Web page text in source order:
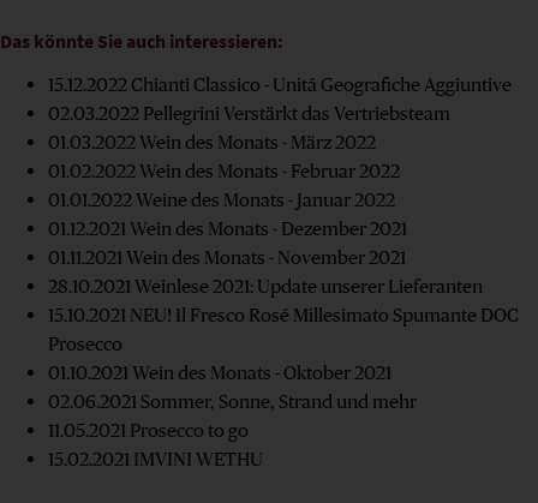
Das könnte Sie auch interessieren:
15.12.2022 Chianti Classico - Unitá Geografiche Aggiuntive
02.03.2022 Pellegrini Verstärkt das Vertriebsteam
01.03.2022 Wein des Monats - März 2022
01.02.2022 Wein des Monats - Februar 2022
01.01.2022 Weine des Monats - Januar 2022
01.12.2021 Wein des Monats - Dezember 2021
01.11.2021 Wein des Monats - November 2021
28.10.2021 Weinlese 2021: Update unserer Lieferanten
15.10.2021 NEU! Il Fresco Rosé Millesimato Spumante DOC
Prosecco
01.10.2021 Wein des Monats - Oktober 2021
02.06.2021 Sommer, Sonne, Strand und mehr
11.05.2021 Prosecco to go
15.02.2021 IMVINI WETHU